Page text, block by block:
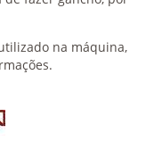
na máquina,